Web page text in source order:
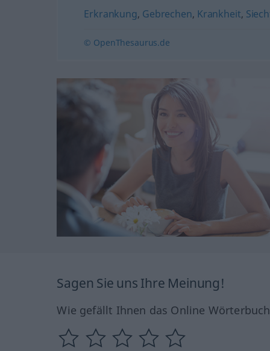
Erkrankung, Gebrechen, Krankheit,
© OpenThesaurus.de
Sagen Sie uns Ihre Meinung!
Wie gefällt Ihnen das Online